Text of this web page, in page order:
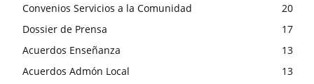
Convenios Servicios a la Comunidad
20
Dossier de Prensa
17
Acuerdos Enseñanza
13
Acuerdos Admón Local
13